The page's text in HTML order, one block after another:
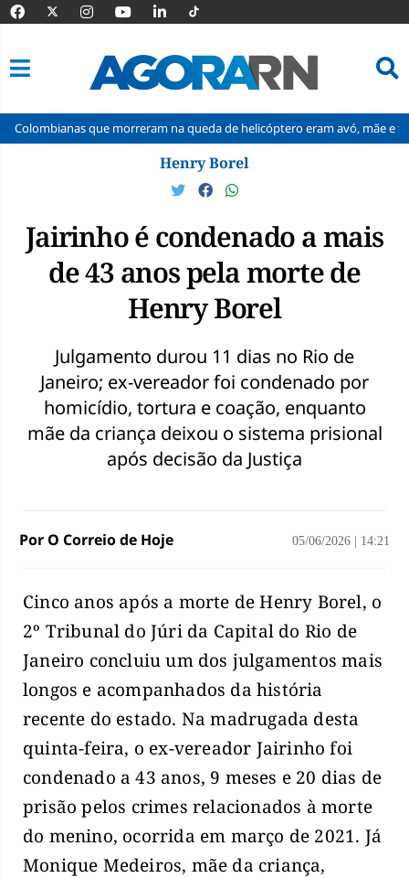
que morreram na queda de helicóptero eram avó, mãe e filha
Henry Borel
Jairinho é condenado a mais
de 43 anos pela morte de
Henry Borel
Julgamento durou 11 dias no Rio de
Janeiro; ex-vereador foi condenado por
homicídio, tortura e coação, enquanto
mãe da criança deixou o sistema prisional
após decisão da Justiça
Por O Correio de Hoje 05/06/2026 14:21
Cinco anos após a morte de Henry Borel, o
2º Tribunal do Júri da Capital do Rio de
Janeiro concluiu um dos julgamentos mais
longos e acompanhados da história
recente do estado. Na madrugada desta
quinta-feira, o ex-vereador Jairinho foi
condenado a 43 anos, 9 meses e 20 dias de
prisão pelos crimes relacionados à morte
do menino, ocorrida em março de 2021. Já
Monique Medeiros, mãe da criança,